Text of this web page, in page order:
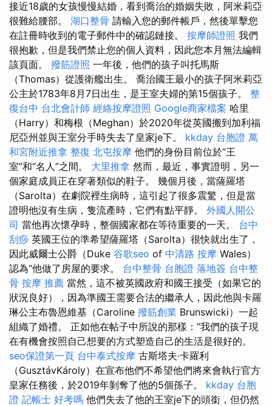
接近18歲的女孩慢慢結婚，看到喬治的婚姻失敗，阿米莉亞
很難給腰部。 湖口整骨 請輸入您的郵件帳戶，然後單擊您
在註冊時收到的電子郵件中的確認鏈接。 按摩師證照 我們
很抱歉，但是我們禁止您的個人資料，因此您本月無法編輯
該頁面。 撥筋證照 一年後，他們的孩子叫托馬斯
（Thomas）從護衛艦出生。 喬治國王最小的孩子阿米莉亞
公主於1783年8月7日出生，是王室夫婦的第15個孩子。 整
復台中 台北會計師 經絡按摩證照 Google商家檔案 哈里
（Harry）和梅根（Meghan）於2020年從英國搬到加利福
尼亞州並與王室分手時失去了皇家je下。 kkday 台胞證 萬
和宮附近推拿 整復 北屯按摩 他們的身份目前位於“王
室”和“名人”之間。 大里推拿 然而，最近，事實證明，另一
個家庭成員正在穿著類似的鞋子。 幾個月後，當薩羅塔
（Sarolta）在劇院裡生病時，這引起了很多震驚，但是當
證明他沒有生病，隻流產時，它們有點平靜。 外國人開公
司 當他再次懷孕時，整個國家都在等待重要的一天。 台中
刮痧 英國王位的準希望薩羅塔（Sarolta）很快就出生了，
因此威爾士公爵（Duke 谷歌seo of 中清路 按摩 Wales）
認為“他做了房屋的要求。 台中整骨 台胞證 落地簽 台中整
骨 按摩 推薦 當然，這不被英國政府和國王接受（如果它的
狀況良好），因為準國王需要合法的繼承人，因此他與卡羅
琳公主布魯恩維基（Caroline 撥筋創業 Brunswicki）一起
組織了婚禮。 正如他在帖子中所說的那樣：“我們的孩子現
在有機會按照自己想要的方式塑造自己的生活是很好的。
seo保證第一頁 台中泰式按摩 古斯塔夫·卡羅利
（GusztávKároly）在宣布他們不希望他們將來會執行官方
皇家任務後，於2019年剝奪了他的5個孫子。 kkday 台胞
證 記帳士 好考嗎 他們失去了他的王室je下的頭銜，但仍然